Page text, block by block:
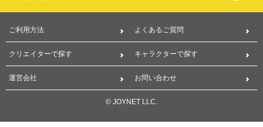
ご利用方法 よくあるご質問
クリエイターで探す キャラクターで探す
運営会社 お問い合わせ
© JOYNET LLC.